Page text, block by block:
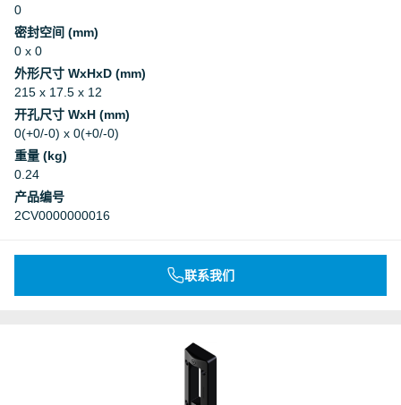
0
密封空间 (mm)
0 x 0
外形尺寸 WxHxD (mm)
215 x 17.5 x 12
开孔尺寸 WxH (mm)
0(+0/-0) x 0(+0/-0)
重量 (kg)
0.24
产品编号
2CV0000000016
联系我们